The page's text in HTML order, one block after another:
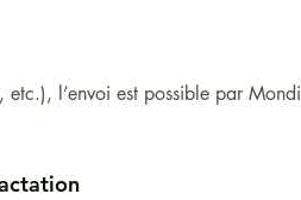
etc.), l’envoi est possible par